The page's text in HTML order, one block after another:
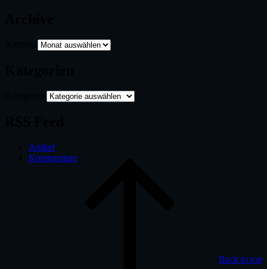
Artikel
Kommentare
Back to top